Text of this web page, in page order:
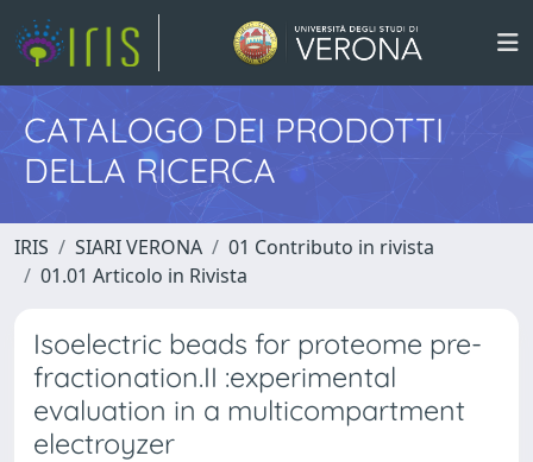
CATALOGO DEI PRODOTTI
DELLA RICERCA
IRIS SIARI VERONA
01 Contributo in rivista
01.01 Articolo in Rivista
Isoelectric beads for proteome pre-
fractionation.II :experimental
evaluation in a multicompartment
electroyzer